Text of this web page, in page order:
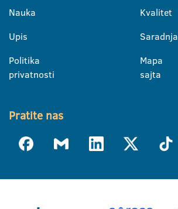
Nauka
Upis
Politika
privatnosti
Kvalitet
Saradnja
Mapa
sajta
Pratite nas